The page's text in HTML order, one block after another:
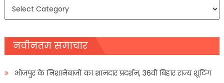
नवीनतम समाचार
भोजपुर के निशानेबाजों का शानदार प्रदर्शन, 36वीं बिहार राज्य शूटिंग